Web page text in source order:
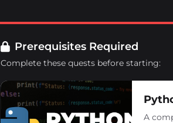
Prerequisites Required
Complete these quests before starting:
A